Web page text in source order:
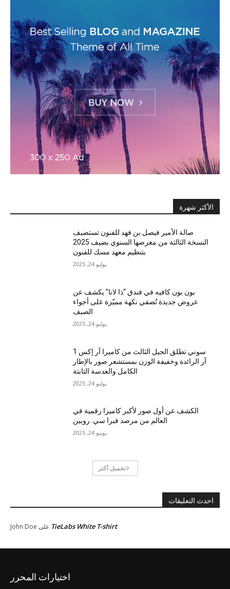
الأكثر شهرة
صالة الأمير فيصل بن فهد للفنون تستضيف
النسخة الثالثة من معرضها السنوي بصيف 2025
بتنظيم معهد مسك للفنون
يوليو 24, 2025
بون بون كافيه في فندق “ذا لانا” يكشف عن
عروض جديدة تُضفي نكهة مميّزة على أجواء
الصيف
يوليو 24, 2025
سوني تطلق الجيل الثالث من كاميرا آر إكس 1
آر الرائدة وخفيفة الوزن بمستشعر صور بالإطار
الكامل والعدسة الثابتة
يوليو 24, 2025
الكشف عن أول صور لأكبر كاميرا رقمية في
العالم من مرصد فيرا سي. روبين
يونيو 24, 2025
تحميل أكثر
احدث التعليقات
John Doe TieLabs White T-shirt
اختيارات المحرر